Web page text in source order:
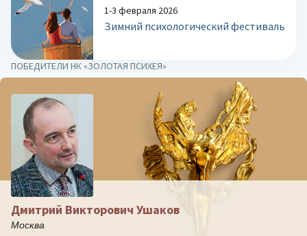
1-3 февраля 2026
Зимний психологический фестиваль
ПОБЕДИТЕЛИ НК «ЗОЛОТАЯ ПСИХЕЯ»
Дмитрий Викторович Ушаков
Москва